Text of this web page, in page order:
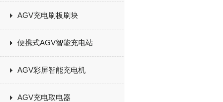
AGV充电刷板刷块
便携式AGV智能充电站
AGV彩屏智能充电机
AGV充电取电器